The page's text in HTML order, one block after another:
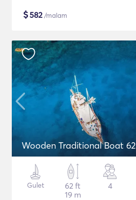
$582/malam
Wooden Traditional Boat 62
Gulet
62 ft
19 m
4